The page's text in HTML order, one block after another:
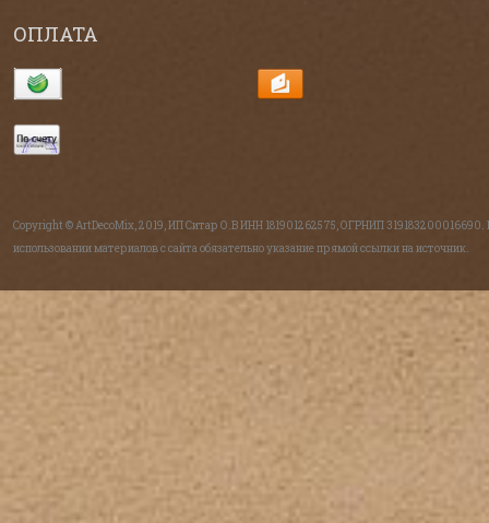
ОПЛАТА
Copyright © ArtDecoMix, 2019, ИП Ситар О.В ИНН 181901262575, ОГРНИП 319183200016690.
использовании материалов с сайта обязательно указание прямой ссылки на источник.